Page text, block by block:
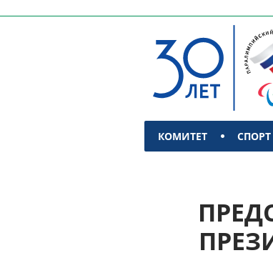
КОМИТЕТ СПОРТ